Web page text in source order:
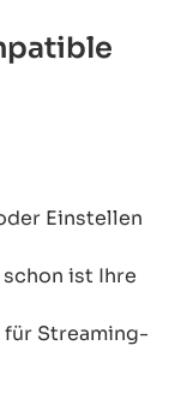
Einstellen
ist Ihre
Streaming-